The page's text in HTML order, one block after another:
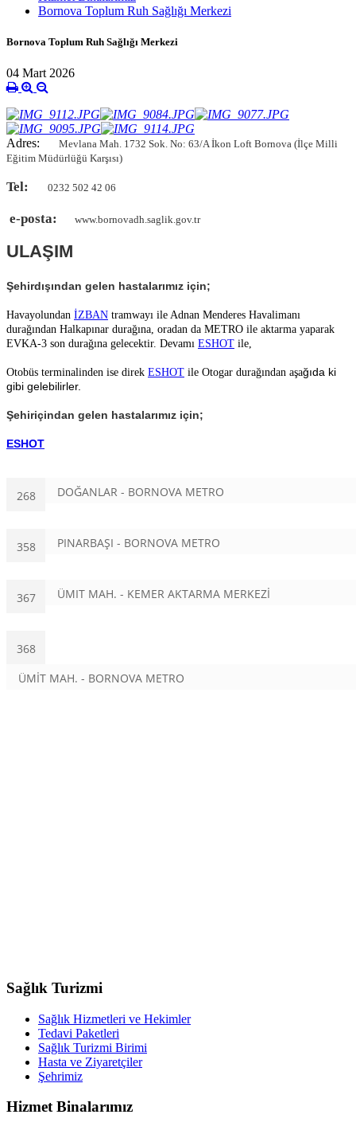
Bornova Toplum Ruh Sağlığı Merkezi
Bornova Toplum Ruh Sağlığı Merkezi
04 Mart 2026
Adres: Mevlana Mah. 1732 Sok. No: 63/A İkon Loft Bornova (İlçe Milli
Eğitim Müdürlüğü Karşısı)
Tel: 0232 502 42 06
e-posta: www.bornovadh.saglik.gov.tr
ULAŞIM
Şehirdışından gelen hastalarımız için;
Havayolundan İZBAN tramwayı ile Adnan Menderes Havalimanı
durağından Halkapınar durağına, oradan da METRO ile aktarma yaparak
EVKA-3 son durağına gelecektir. Devamı ESHOT ile,
Otobüs terminalinden ise direk ESHOT ile Otogar durağından aşağıda ki
gibi gelebilirler.
Şehiriçindan gelen hastalarımız için;
ESHOT
268 DOĞANLAR - BORNOVA METRO
358 PINARBAŞI - BORNOVA METRO
367 ÜMIT MAH. - KEMER AKTARMA MERKEZİ
368
ÜMİT MAH. - BORNOVA METRO
Sağlık Turizmi
Sağlık Hizmetleri ve Hekimler
Tedavi Paketleri
Sağlık Turizmi Birimi
Hasta ve Ziyaretçiler
Şehrimiz
Hizmet Binalarımız